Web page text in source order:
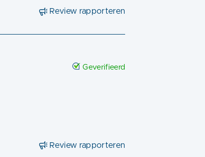
Review rapporteren
Geverifieerd
Review rapporteren